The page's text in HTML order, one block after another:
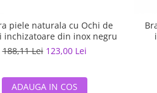
piele naturala cu Ochi de
inchizatoare din inox negru
188,11 Lei 123,00 Lei
ADAUGA IN COS